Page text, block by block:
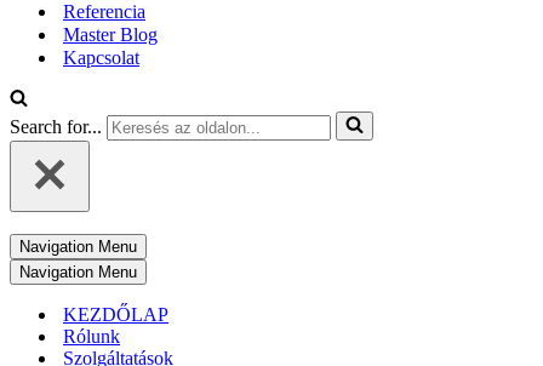
Referencia
Master Blog
Kapcsolat
Search for...
Navigation Menu
Navigation Menu
KEZDŐLAP
Rólunk
Szolgáltatások